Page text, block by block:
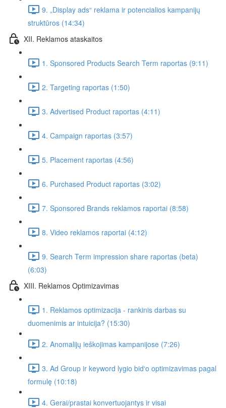
9. „Display ads“ reklama ir potencialios kampanijų
struktūros (14:34)
XII. Reklamos ataskaitos
1. Sponsored Products Search Term raportas (9:11)
2. Targeting raportas (1:50)
3. Advertised Product raportas (4:11)
4. Campaign raportas (3:57)
5. Placement raportas (4:56)
6. Purchased Product raportas (3:02)
7. Sponsored Brands reklamos raportai (8:58)
8. Video reklamos raportai (4:12)
9. Search Term impression share raportas (beta)
(6:03)
XIII. Reklamos Optimizavimas
1. Reklamos optimizacija - rankinis darbas su
duomenimis ar intuicija? (15:30)
2. Anomalijų ieškojimas kampanijose (7:26)
3. Ad Group ir keyword lygio bid‘o optimizavimas pagal
formulę (10:18)
4. Gerai/prastai konvertuojantys ir visai